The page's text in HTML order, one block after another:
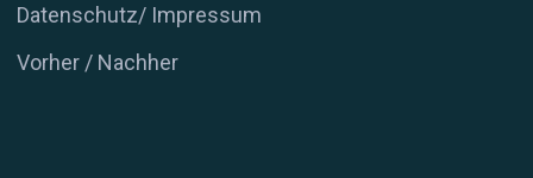
Datenschutz/ Impressum
Vorher / Nachher